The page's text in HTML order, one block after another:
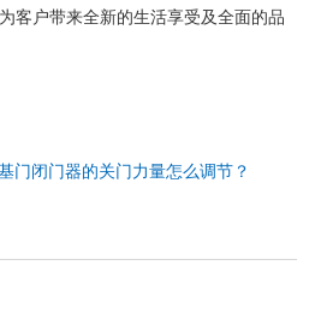
客户带来全新的生活享受及全面的品
门闭门器的关门力量怎么调节？